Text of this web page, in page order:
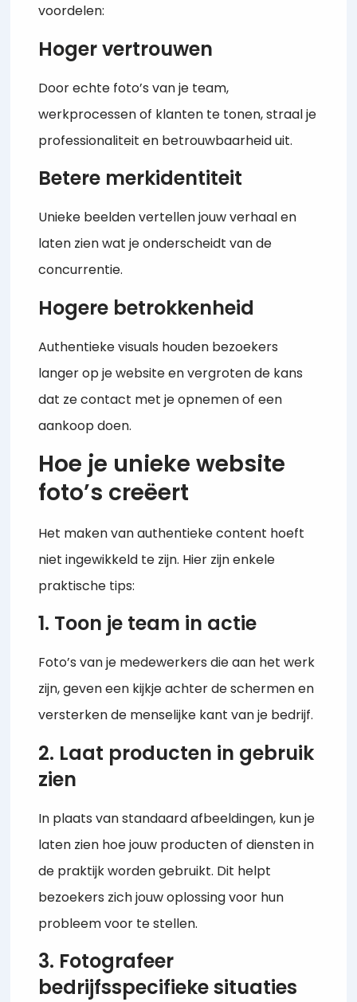
voordelen:
Hoger vertrouwen
Door echte foto’s van je team,
werkprocessen of klanten te tonen, straal je
professionaliteit en betrouwbaarheid uit.
Betere merkidentiteit
Unieke beelden vertellen jouw verhaal en
laten zien wat je onderscheidt van de
concurrentie.
Hogere betrokkenheid
Authentieke visuals houden bezoekers
langer op je website en vergroten de kans
dat ze contact met je opnemen of een
aankoop doen.
Hoe je unieke website
foto’s creëert
Het maken van authentieke content hoeft
niet ingewikkeld te zijn. Hier zijn enkele
praktische tips:
1. Toon je team in actie
Foto’s van je medewerkers die aan het werk
zijn, geven een kijkje achter de schermen en
versterken de menselijke kant van je bedrijf.
2. Laat producten in gebruik
zien
In plaats van standaard afbeeldingen, kun je
laten zien hoe jouw producten of diensten in
de praktijk worden gebruikt. Dit helpt
bezoekers zich jouw oplossing voor hun
probleem voor te stellen.
3. Fotografeer
bedrijfsspecifieke situaties